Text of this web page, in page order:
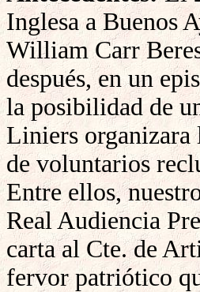
Inglesa a Buenos
William Carr
después, en un
la posibilidad de
Liniers organizara
de voluntarios
Entre ellos,
Real Audiencia
carta al Cte. de
fervor patriótico